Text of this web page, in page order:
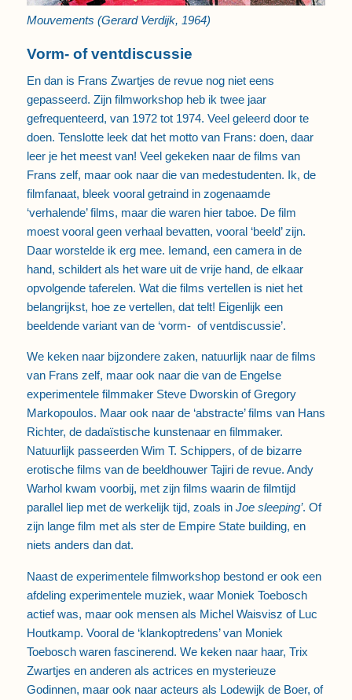
Mouvements (Gerard Verdijk, 1964)
Vorm- of ventdiscussie
En dan is Frans Zwartjes de revue nog niet eens
gepasseerd. Zijn filmworkshop heb ik twee jaar
gefrequenteerd, van 1972 tot 1974. Veel geleerd door te
doen. Tenslotte leek dat het motto van Frans: doen, daar
leer je het meest van! Veel gekeken naar de films van
Frans zelf, maar ook naar die van medestudenten. Ik, de
filmfanaat, bleek vooral getraind in zogenaamde
‘verhalende’ films, maar die waren hier taboe. De film
moest vooral geen verhaal bevatten, vooral ‘beeld’ zijn.
Daar worstelde ik erg mee. Iemand, een camera in de
hand, schildert als het ware uit de vrije hand, de elkaar
opvolgende taferelen. Wat die films vertellen is niet het
belangrijkst, hoe ze vertellen, dat telt! Eigenlijk een
beeldende variant van de ‘vorm- of ventdiscussie’.
We keken naar bijzondere zaken, natuurlijk naar de films
van Frans zelf, maar ook naar die van de Engelse
experimentele filmmaker Steve Dworskin of Gregory
Markopoulos. Maar ook naar de ‘abstracte’ films van Hans
Richter, de dadaïstische kunstenaar en filmmaker.
Natuurlijk passeerden Wim T. Schippers, of de bizarre
erotische films van de beeldhouwer Tajiri de revue. Andy
Warhol kwam voorbij, met zijn films waarin de filmtijd
parallel liep met de werkelijk tijd, zoals in Joe sleeping’. Of
zijn lange film met als ster de Empire State building, en
niets anders dan dat.
Naast de experimentele filmworkshop bestond er ook een
afdeling experimentele muziek, waar Moniek Toebosch
actief was, maar ook mensen als Michel Waisvisz of Luc
Houtkamp. Vooral de ‘klankoptredens’ van Moniek
Toebosch waren fascinerend. We keken naar haar, Trix
Zwartjes en anderen als actrices en mysterieuze
Godinnen, maar ook naar acteurs als Lodewijk de Boer, of